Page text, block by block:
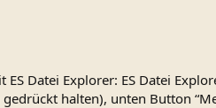
ES Datei Explorer: ES Datei
halten), unten Button